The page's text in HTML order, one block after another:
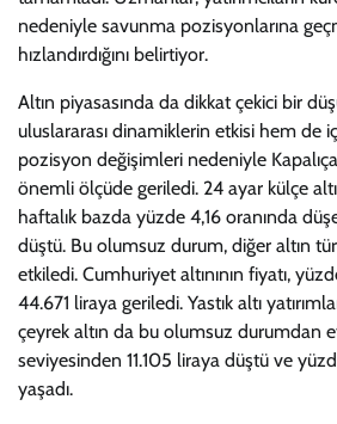
nedeniyle savunma pozisyonlarına
hızlandırdığını belirtiyor.
Altın piyasasında da dikkat çekici bir
uluslararası dinamiklerin etkisi hem de
pozisyon değişimleri nedeniyle
önemli ölçüde geriledi. 24 ayar külçe
haftalık bazda yüzde 4,16 oranında
düştü. Bu olumsuz durum, diğer altın
etkiledi. Cumhuriyet altınının fiyatı,
44.671 liraya geriledi. Yastık altı
çeyrek altın da bu olumsuz durumdan
seviyesinden 11.105 liraya düştü ve
yaşadı.